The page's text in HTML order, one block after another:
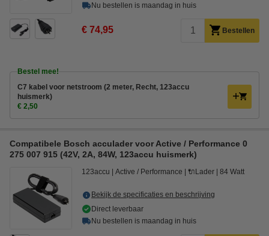
Nu bestellen is maandag in huis
€ 74,95 Bestellen
Bestel mee!
C7 kabel voor netstroom (2 meter, Recht, 123accu
huismerk)
€ 2,50
Compatibele Bosch acculader voor Active / Performance 0
275 007 915 (42V, 2A, 84W, 123accu huismerk)
123accu Active / Performance 🔌Lader 84 Watt
Bekijk de specificaties en beschrijving
Direct leverbaar
Nu bestellen is maandag in huis